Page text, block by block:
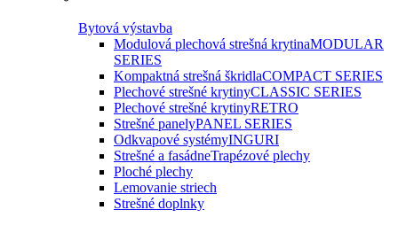
Bytová výstavba
Modulová plechová strešná krytinaMODULAR
SERIES
Kompaktná strešná škridlaCOMPACT SERIES
Plechové strešné krytinyCLASSIC SERIES
Plechové strešné krytinyRETRO
Strešné panelyPANEL SERIES
Odkvapové systémyINGURI
Strešné a fasádneTrapézové plechy
Ploché plechy
Lemovanie striech
Strešné doplnky